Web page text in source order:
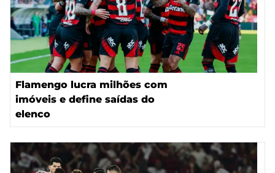
Flamengo lucra milhões com
imóveis e define saídas do
elenco